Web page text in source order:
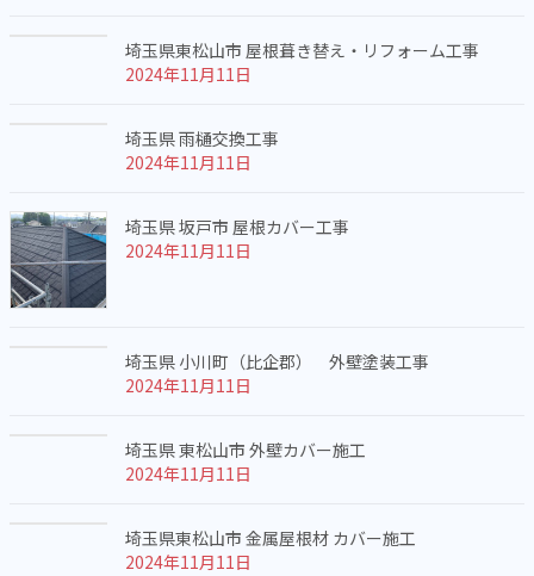
埼玉県東松山市 屋根葺き替え・リフォーム工事
2024年11月11日
埼玉県 雨樋交換工事
2024年11月11日
埼玉県 坂戸市 屋根カバー工事
2024年11月11日
埼玉県 小川町（比企郡） 外壁塗装工事
2024年11月11日
埼玉県 東松山市 外壁カバー施工
2024年11月11日
埼玉県東松山市 金属屋根材 カバー施工
2024年11月11日